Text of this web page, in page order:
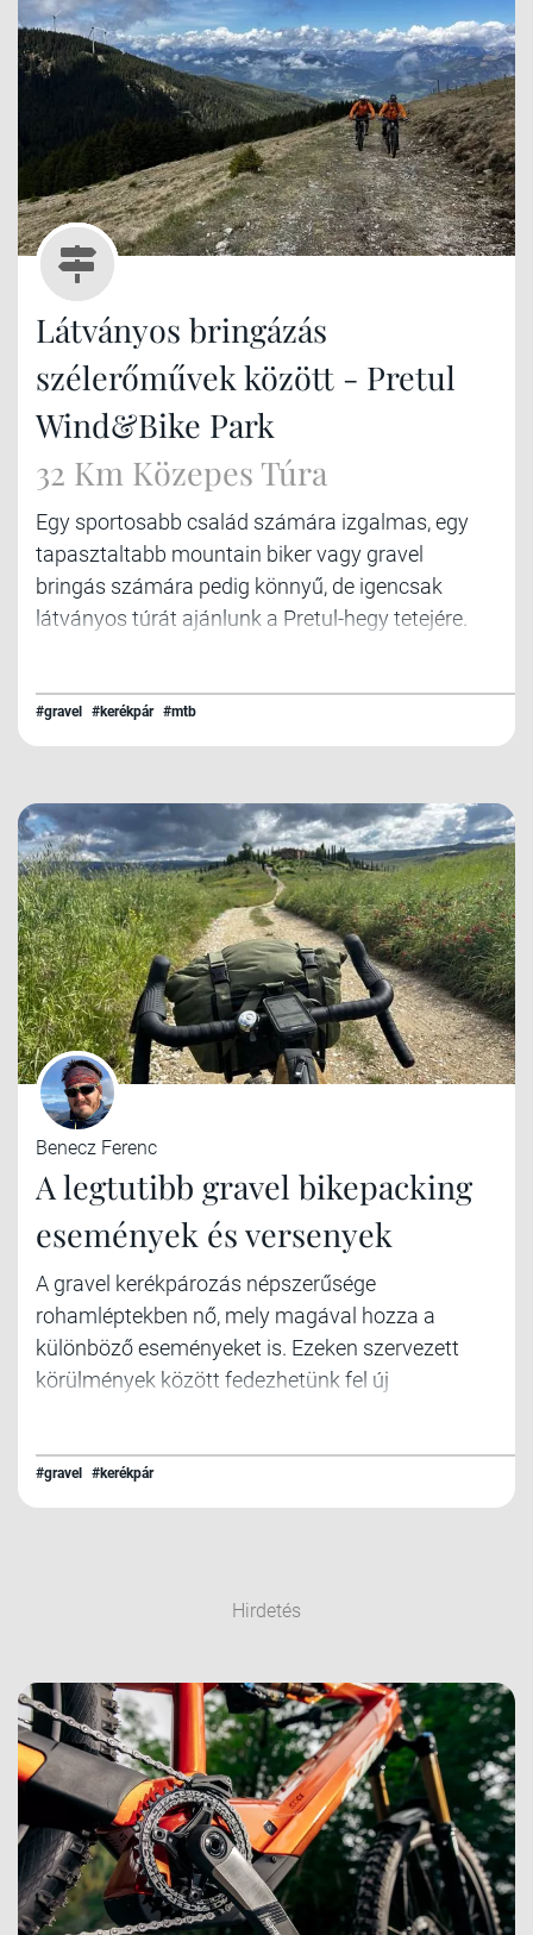
Látványos bringázás
szélerőművek között - Pretul
Wind&Bike Park
32 Km Közepes Túra
Egy sportosabb család számára izgalmas, egy
tapasztaltabb mountain biker vagy gravel
bringás számára pedig könnyű, de igencsak
látványos túrát ajánlunk a Pretul-hegy tetejére.
#gravel #kerékpár #mtb
Benecz Ferenc
A legtutibb gravel bikepacking
események és versenyek
A gravel kerékpározás népszerűsége
rohamléptekben nő, mely magával hozza a
különböző eseményeket is. Ezeken szervezett
körülmények között fedezhetünk fel új
erőnlétünket másokkal. A kalandot leginkább
talán a bikepacking változatok hozzák el nekünk,
#gravel #kerékpár
Hirdetés